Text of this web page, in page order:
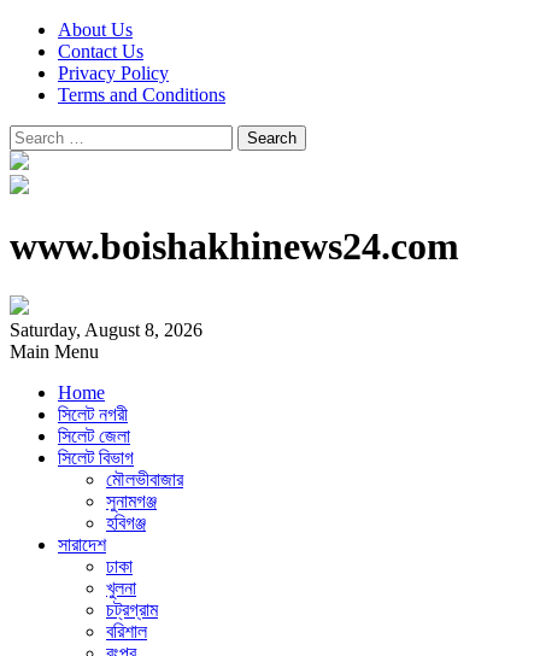
About Us
Contact Us
Privacy Policy
Terms and Conditions
Search
for:
www.boishakhinews24.com
Saturday, August 8, 2026
Main Menu
Home
সিলেট নগরী
সিলেট জেলা
সিলেট বিভাগ
মৌলভীবাজার
সুনামগঞ্জ
হবিগঞ্জ
সারাদেশ
ঢাকা
খুলনা
চট্রগ্রাম
বরিশাল